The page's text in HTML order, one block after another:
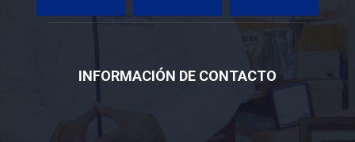
INFORMACIÓN DE CONTACTO